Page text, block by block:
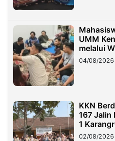
UMM
melalui
di Taiwan
04/08/2026
KKN
167 Jalin
1
02/08/2026